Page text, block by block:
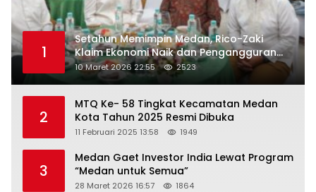
1
Setahun Memimpin Medan, Rico-Zaki
Klaim Ekonomi Naik dan Pengangguran
Turun
10 Maret 2026 22:55 2523
2
MTQ Ke- 58 Tingkat Kecamatan Medan
Kota Tahun 2025 Resmi Dibuka
11 Februari 2025 13:58 1949
3
Medan Gaet Investor India Lewat Program
“Medan untuk Semua”
28 Maret 2026 16:57 1864